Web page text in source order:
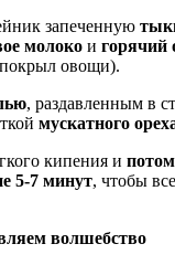
запеченную
молоко и горячий
овощи).
, раздавленным в
мускатного
кипения и
5-7 минут, чтобы
волшебство